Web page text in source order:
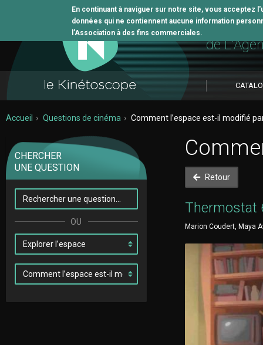
En continuant à naviguer sur notre site, vous
données qui ne contiennent aucune information
l’Association à des fins commerciales. L'outil
de
Accueil Questions de cinéma Comment l’espace est-il modifié
CHERCHER
UNE QUESTION
Retour
Thermostat
Marion Coudert, Maya